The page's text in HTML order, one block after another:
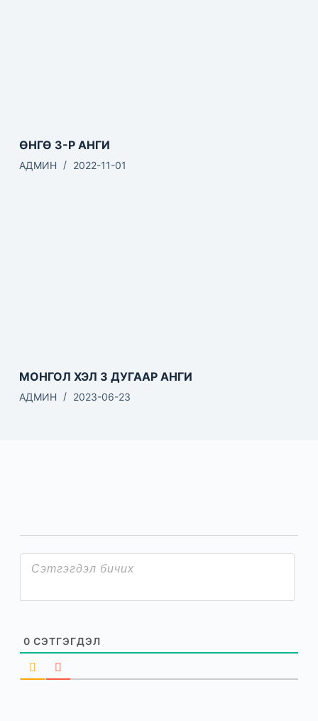
ӨНГӨ 3-Р АНГИ
АДМИН 2022-11-01
МОНГОЛ ХЭЛ 3 ДУГААР АНГИ
АДМИН 2023-06-23
0 СЭТГЭГДЭЛ